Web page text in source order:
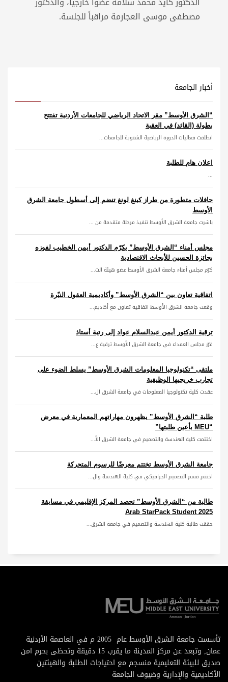
مصطفى موسى العجارمة مراقباً للجلسة.
أخبار الجامعة
“الشرق الأوسط” مقر الاتحاد الرياضي للجامعات الأردنية تفتتح
بطولة (القائد) في العقبة
انطلقت فعاليات الدورة الرياضية الشتوية للجامعات...
اعلان هام للطلبة
...
حافلات متطورة من طراز كينغ لونغ تنضم إلى أسطول جامعة الشرق
الأوسط
باشرت جامعة الشرق الأوسط تنفيذ مرحلة متقدمة من ...
مجلس أمناء “الشرق الأوسط” يكرّم الدكتور أيمن الخطيب لفوزه
بجائزة الحسين للأبحاث الاقتصادية
كرّم مجلس أمناء جامعة الشرق الأوسط عضو هيئة الت...
اتفاقية تعاون بين “الشرق الأوسط” وأكاديمية العقول النيّرة
وقعت جامعة الشرق الأوسط اتفاقية تعاون مع أكاديم...
ترقية الدكتور أيمن عبدالسلام عواد إلى رتبة أستاذ
قرّر مجلس العمداء في جامعة الشرق الأوسط ترقية ع...
ملتقى “تكنولوجيا المعلومات الشرق الأوسط” يسلط الضوء على
تجارب خريجيها الوظيفية
عقدت كلية تكنولوجيا المعلومات في جامعة الشرق ال...
طلبة “الشرق الأوسط” يظهرون مهاراتهم المعمارية في معرض
“MEU بأعين طلبتها”
اختتمت كلية الهندسة والتصميم في جامعة الشرق الأ...
جامعة الشرق الأوسط تختتم معرضًا للرسوم المتحركة
اختتم قسم التصميم الجرافيكي في كلية الهندسة وال...
طالبة من “الشرق الأوسط” تحصد المركز الإقليمي في مسابقة
Arab StarPack Student 2025
حققت طالبة كلية الهندسة والتصميم في جامعة الشرق...
تأسست جامعة الشرق الأوسط عام 2005 م في العاصمة الأردنية
عمان, وتبعد عن مركز المدينة ما يقرب 15 دقيقة وتحظى بحرم امن
صديق للبيئة التعليمية منسجم مع احتياجات الطلبة والهيئتين
الأكاديمية والإدارية وضيوف الجامعة